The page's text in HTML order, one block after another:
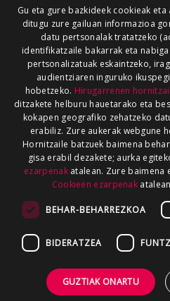
Gu eta gure bazkideek cookieak
ditugu zure gailuan informazioa
datu pertsonalak tratatzeko
identifikatzaile bakarrak eta
pertsonalizatuak eskaintzeko,
audientziaren inguruko
hobetzeko. Hirugarrenen
ditzakete helburu hauetarako eta
kokapen geografiko zehatzeko
erabiliz. Zure aukerak webgune
Hornitzaile batzuek baimena
gisa erabil dezakete; aurka
ezarpenakatalean. Zure baimena
Cookieen ezarpenak
BEHAR-BEHARREZKOA
BIDERATZEA
GUZTIAK ONARTU